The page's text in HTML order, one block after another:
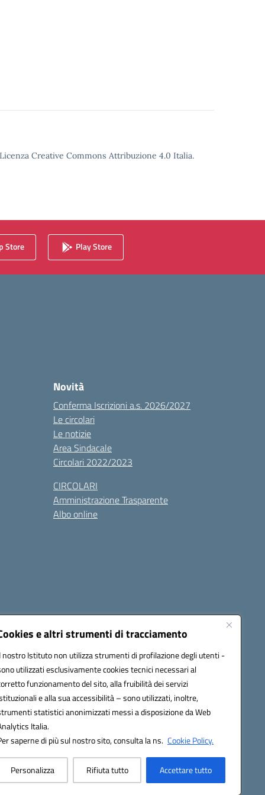
e altri strumenti di tracciamento
nostro Istituto non utilizza strumenti di profilazione degli utenti -
utilizzati esclusivamente cookies tecnici necessari al
funzionamento del sito, alla fruibilità dei servizi
e alla sua accessibilità – sono utilizzati, inoltre,
statistici anonimizzati messi a disposizione da Web
Italia.
saperne di più sul nostro sito, consulta la ns. Cookie Policy.
Personalizza Rifiuta tutto Accettare tutto
Creative Commons Attribuzione 4.0 Italia.
Store Play Store
Novità
Conferma Iscrizioni a.s. 2026/2027
Le circolari
Le notizie
Area Sindacale
Circolari 2022/2023
CIRCOLARI
Amministrazione Trasparente
Albo online
Seguici su: